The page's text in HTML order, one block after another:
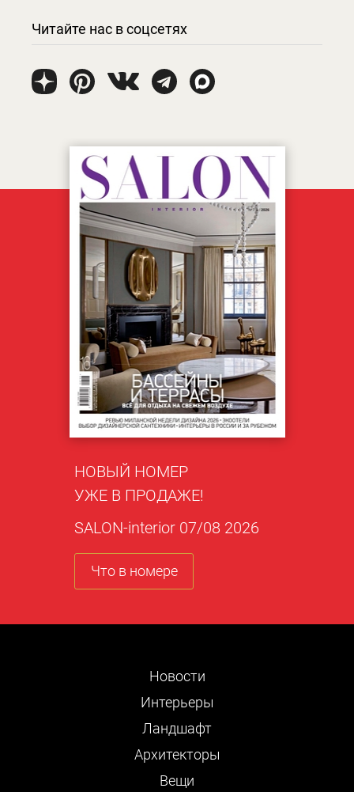
Читайте нас в соцсетях
НОВЫЙ НОМЕР
УЖЕ В ПРОДАЖЕ!
SALON-interior 07/08 2026
Что в номере
Новости
Интерьеры
Ландшафт
Архитекторы
Вещи